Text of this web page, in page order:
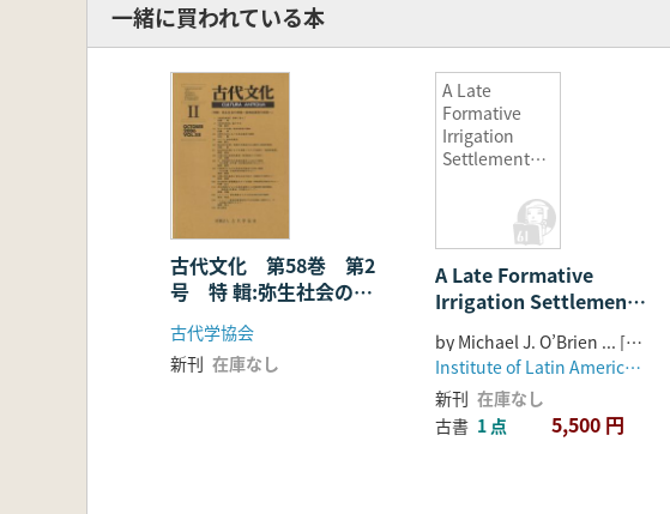
一緒に買われている本
古代文化 第58巻 第2
号 特 輯:弥生社会の群
像 高地性集落の実態
古代学協会
新刊 在庫なし
A Late
Formative
Irrigation
Settlement
Albán : Survey
Excavation on
the
Xoxocotlán
Piedmont,
Oaxaca,
Mexico(モン
テ・アルバン
下の後期形成
期の灌漑集落:
A Late Formative
Irrigation Settlement
below Monte Albán :
Survey and Excavation
on the Xoxocotlán
Piedmont, Oaxaca,
Mexico(モンテ・アルバ
by Michael J. O’Brien ... [et al.]
Institute of Latin American Studies, University of Texas at Austin , Distributed by University of Texas Press
新刊 在庫なし
古書 1 点 5,500 円